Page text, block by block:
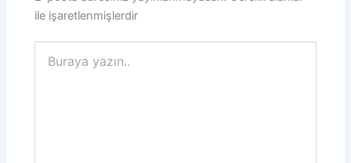
ile işaretlenmişlerdir
yazın..